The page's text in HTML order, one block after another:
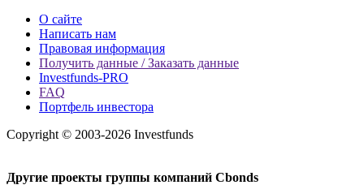
О сайте
Написать нам
Правовая информация
Получить данные / Заказать данные
Investfunds-PRO
FAQ
Портфель инвестора
Copyright © 2003-2026 Investfunds
Другие проекты группы компаний Cbonds